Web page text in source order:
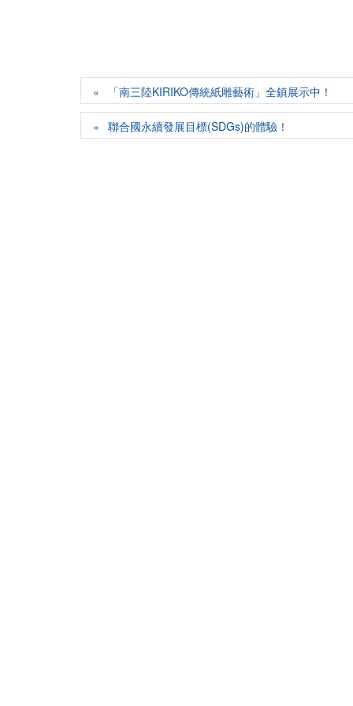
「南三陸KIRIKO傳統紙雕藝術」全鎮展示中！
聯合國永續發展目標(SDGs)的體驗！